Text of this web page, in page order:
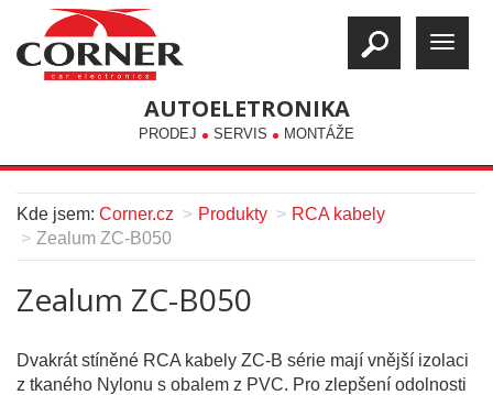
AUTOELETRONIKA
PRODEJ SERVIS MONTÁŽE
Kde jsem: Corner.cz Produkty
RCA kabely
Zealum ZC-B050
Zealum ZC-B050
Dvakrát stíněné RCA kabely ZC-B série mají vnější izolaci
z tkaného Nylonu s obalem z PVC. Pro zlepšení odolnosti